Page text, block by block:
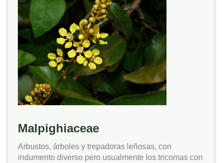
Malpighiaceae
Arbustos, árboles y trepadoras leñosas, con
indumento diverso pero usualmente los tricomas con